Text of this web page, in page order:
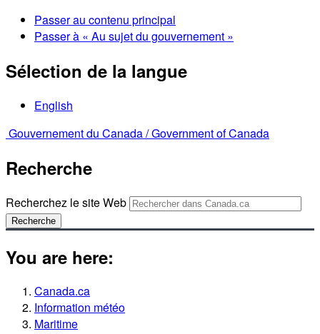
Passer au contenu principal
Passer à « Au sujet du gouvernement »
Sélection de la langue
English
Gouvernement du Canada /Government of Canada
Recherche
Recherchez le site Web
Recherche
You are here:
Canada.ca
Information météo
Maritime